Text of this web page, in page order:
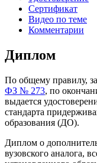
Сертификат
Видео по теме
Комментарии
Диплом
По общему правилу,
ФЗ № 273, по
выдается
стандарта
образования (ДО).
Диплом о
вузовского аналога,